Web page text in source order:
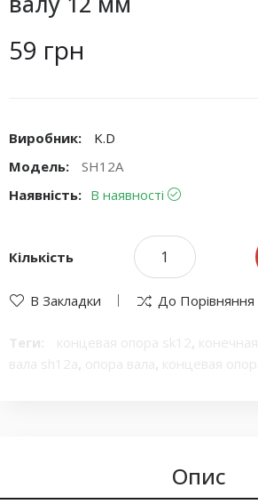
59 грн
Виробник:
K.D
Модель:
SH12A
Наявність: В наявності
Кількість
В Закладки До Порівняння
Теги: концевая опора sk12,
вала sh12a, опора вала, концевая
Опис